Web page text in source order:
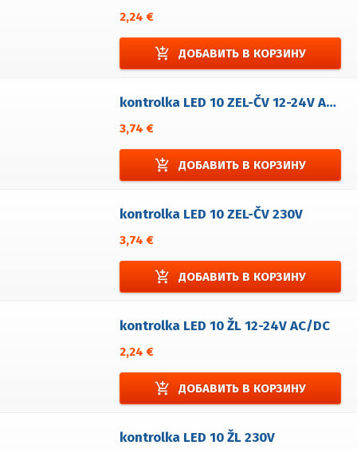
2,24 €
add_shopping_cart ДОБАВИТЬ В КОРЗИНУ
kontrolka LED 10 ZEL-ČV 12-24V AC/DC
3,74 €
add_shopping_cart ДОБАВИТЬ В КОРЗИНУ
kontrolka LED 10 ZEL-ČV 230V
3,74 €
add_shopping_cart ДОБАВИТЬ В КОРЗИНУ
kontrolka LED 10 ŽL 12-24V AC/DC
2,24 €
add_shopping_cart ДОБАВИТЬ В КОРЗИНУ
kontrolka LED 10 ŽL 230V